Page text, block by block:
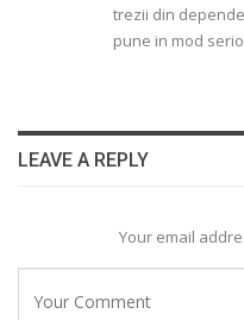
trezii din
pune in mod
LEAVE A REPLY
Your email